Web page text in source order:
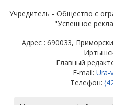
Учредитель - Общество с
"Успешное
Адрес : 690033,
Главный
E-mail: Ura-
Телефон:
©